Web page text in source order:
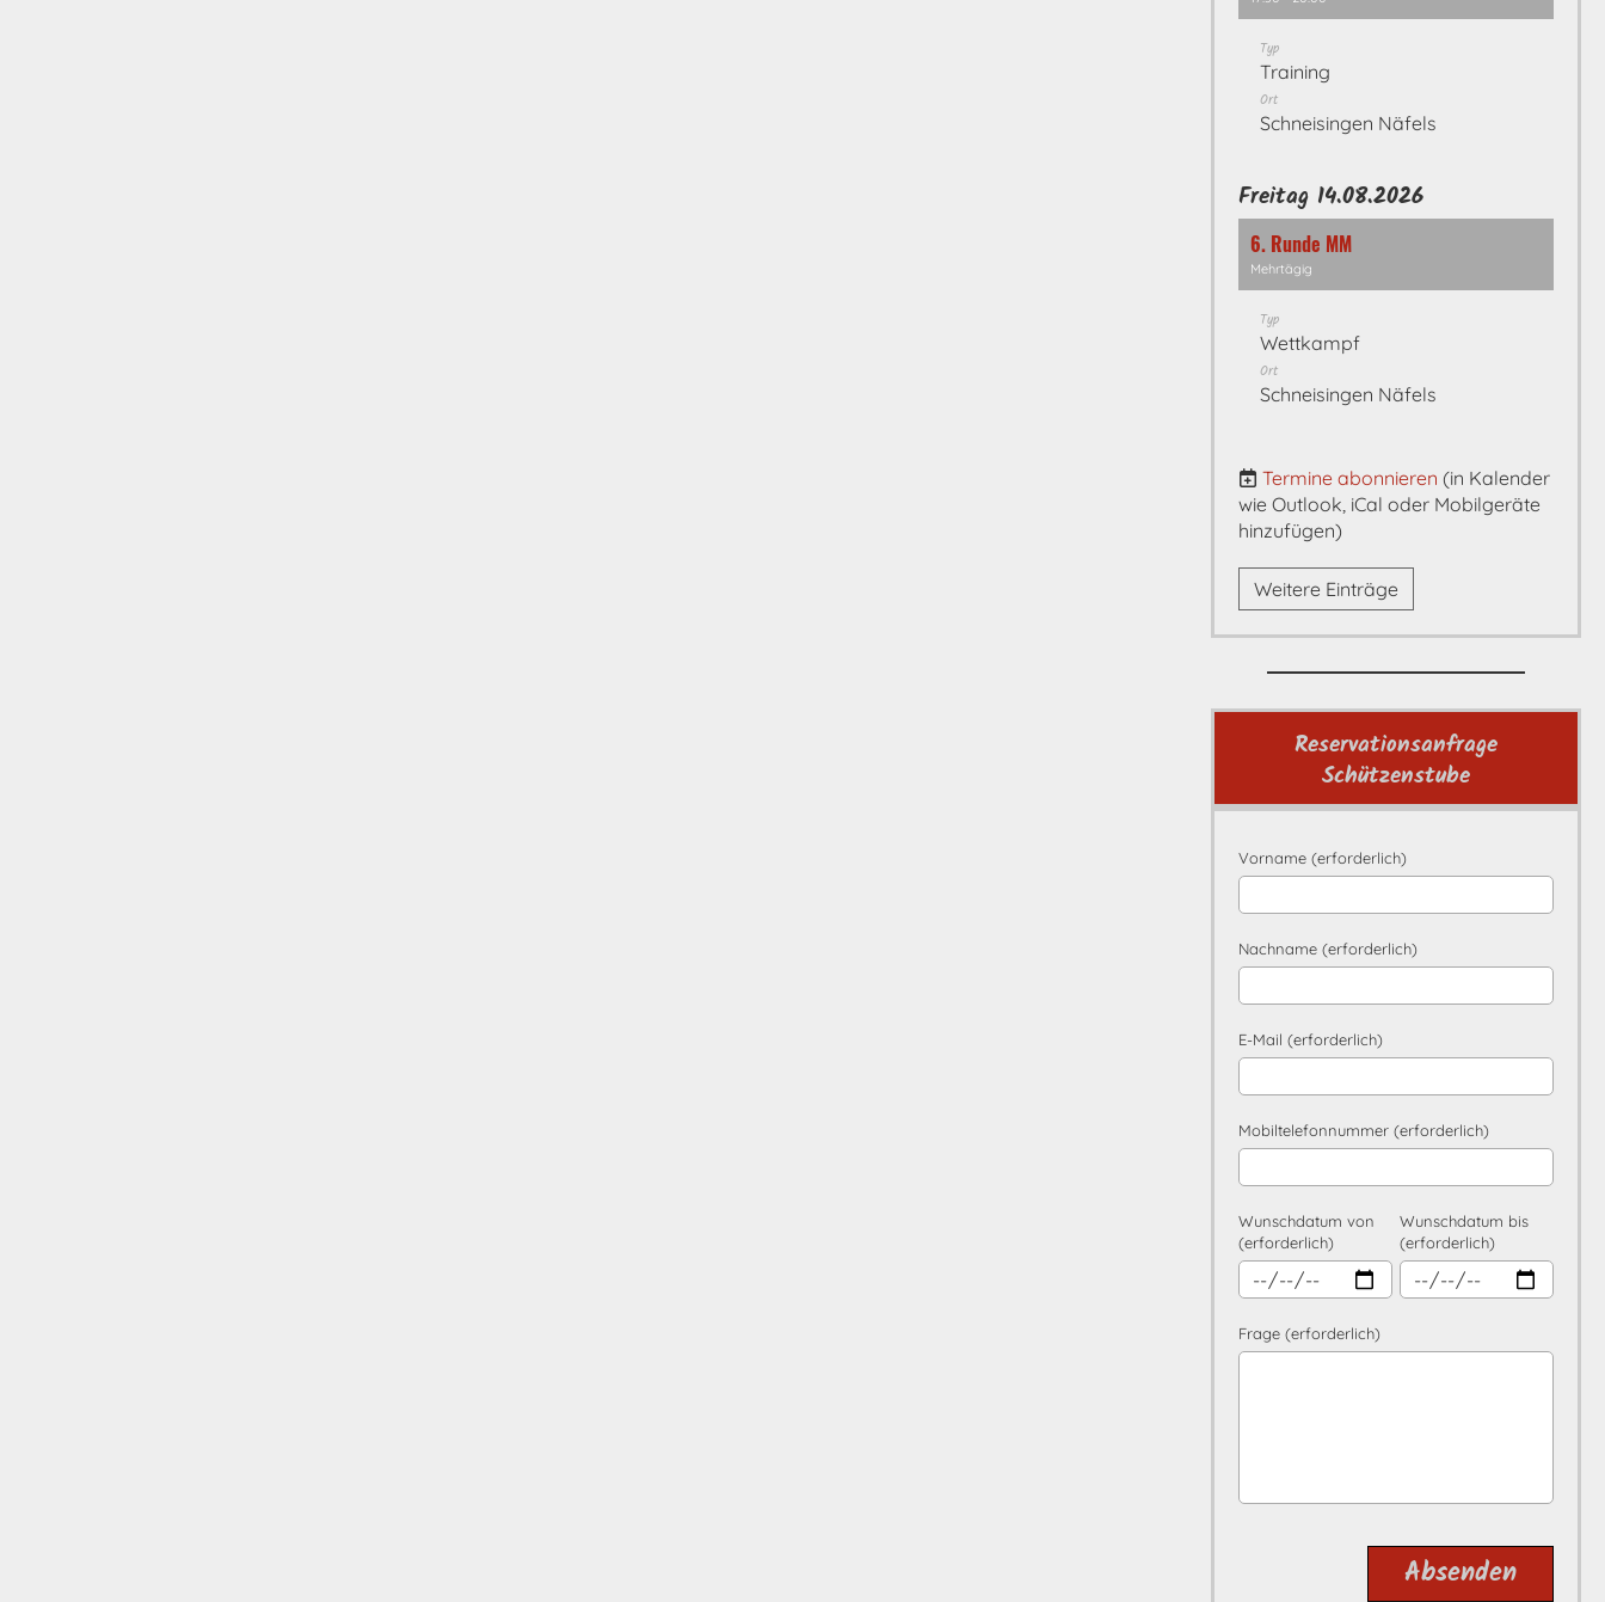
Typ
Training
Ort
Schneisingen Näfels
Freitag 14.08.2026
6. Runde MM
Mehrtägig
Typ
Wettkampf
Ort
Schneisingen Näfels
Termine abonnieren (in Kalender
wie Outlook, iCal oder Mobilgeräte
hinzufügen)
Weitere Einträge
Reservationsanfrage
Schützenstube
Vorname (erforderlich)
Nachname (erforderlich)
E-Mail (erforderlich)
Mobiltelefonnummer (erforderlich)
Wunschdatum von
(erforderlich)
Wunschdatum bis
(erforderlich)
Frage (erforderlich)